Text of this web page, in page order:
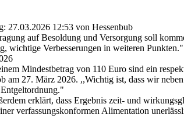
: 27.03.2026 12:53 von Hessenbub
auf Besoldung und Versorgung soll
wichtige Verbesserungen in weiteren
Mindestbetrag von 110 Euro sind ein
am 27. März 2026. ,,Wichtig ist, dass wir
erklärt, dass Ergebnis zeit- und
verfassungskonformen Alimentation